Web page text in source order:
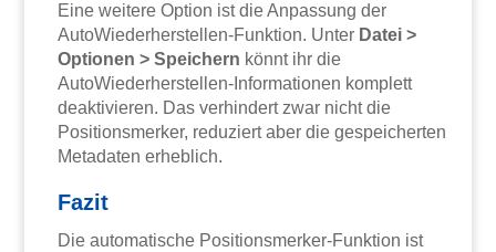
Eine weitere Option ist die Anpassung der
AutoWiederherstellen-Funktion. Unter Datei >
Optionen > Speichern könnt ihr die
AutoWiederherstellen-Informationen komplett
deaktivieren. Das verhindert zwar nicht die
Positionsmerker, reduziert aber die gespeicherten
Metadaten erheblich.
Fazit
Die automatische Positionsmerker-Funktion ist